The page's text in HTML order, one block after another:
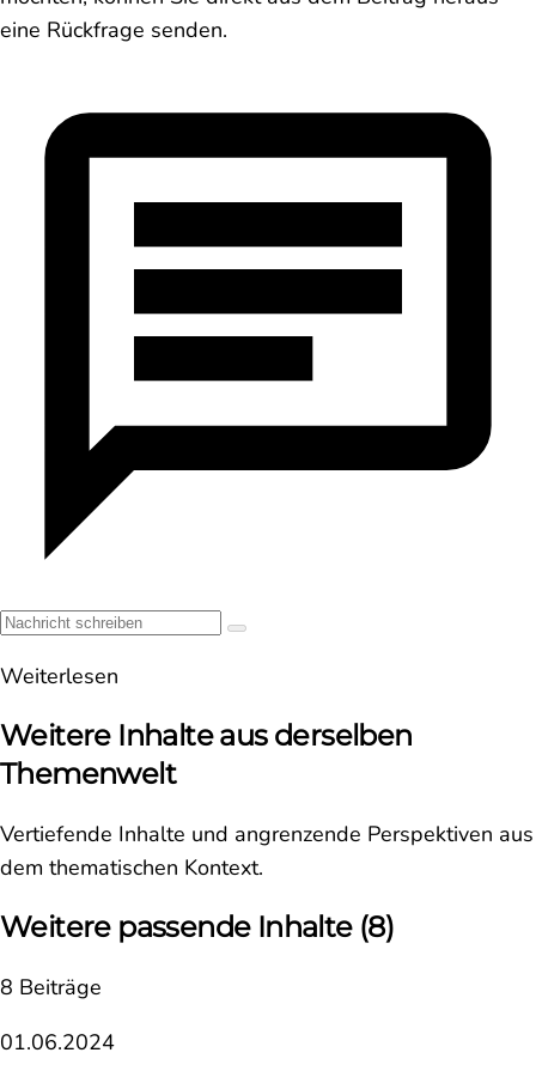
eine Rückfrage senden.
Weiterlesen
Weitere Inhalte aus derselben
Themenwelt
Vertiefende Inhalte und angrenzende Perspektiven aus
dem thematischen Kontext.
Weitere passende Inhalte (8)
8 Beiträge
01.06.2024